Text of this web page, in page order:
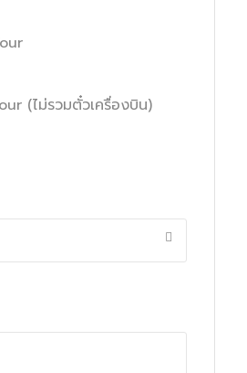
(ไม่รวมตั๋วเครื่องบิน)